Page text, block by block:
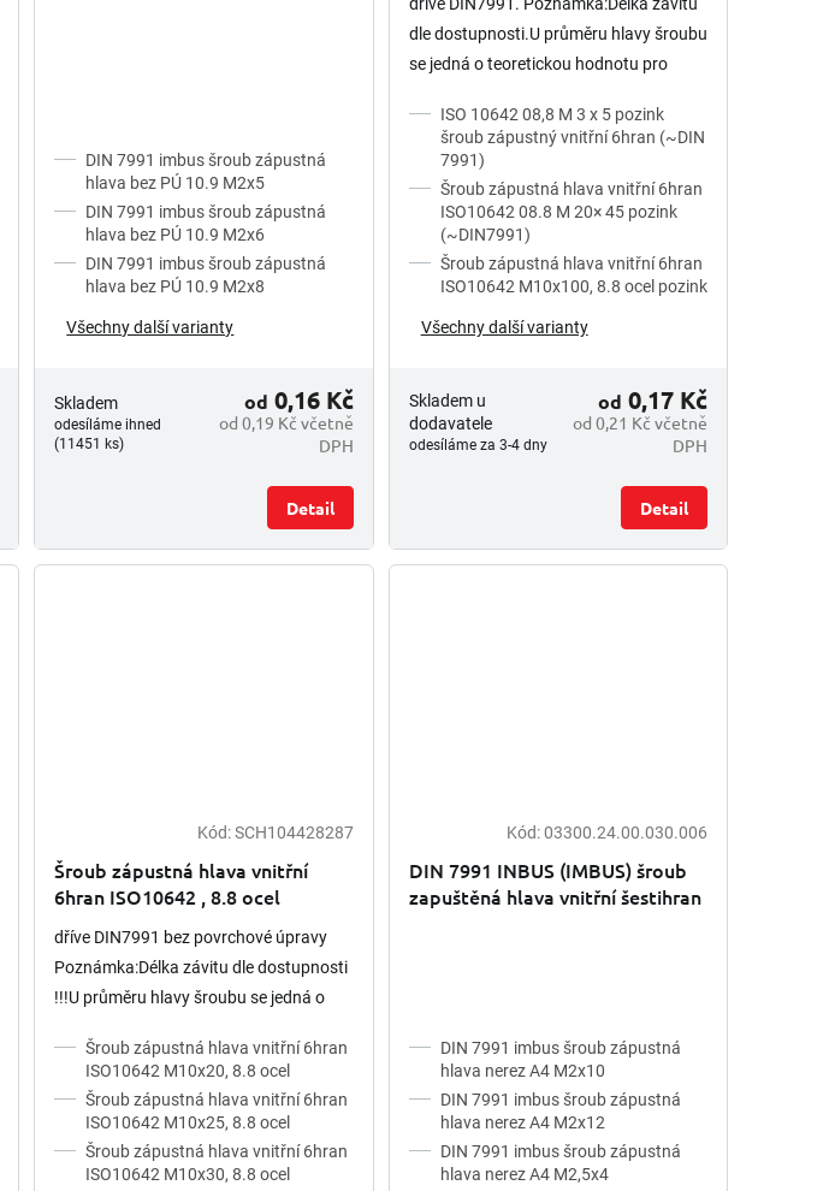
DIN 7991 imbus šroub zápustná
hlava bez PÚ 10.9 M2x5
DIN 7991 imbus šroub zápustná
hlava bez PÚ 10.9 M2x6
DIN 7991 imbus šroub zápustná
hlava bez PÚ 10.9 M2x8
Všechny další varianty
Skladem
odesíláme ihned
(11451 ks)
od 0,19 Kč včetně
DPH
od 0,16 Kč
Detail
dříve DIN7991. Poznámka:Délka závitu
dle dostupnosti.U průměru hlavy šroubu
se jedná o teoretickou hodnotu pro
dle normy.
ISO 10642 08,8 M 3 x 5 pozink
šroub zápustný vnitřní 6hran (~DIN
7991)
Šroub zápustná hlava vnitřní 6hran
ISO10642 08.8 M 20× 45 pozink
(~DIN7991)
Šroub zápustná hlava vnitřní 6hran
ISO10642 M10x100, 8.8 ocel pozink
Všechny další varianty
Skladem u
dodavatele
odesíláme za 3-4 dny
od 0,21 Kč včetně
DPH
od 0,17 Kč
Detail
Kód:SCH104428287
Šroub zápustná hlava vnitřní
6hran ISO10642 , 8.8 ocel
dříve DIN7991 bez povrchové úpravy
Poznámka:Délka závitu dle dostupnosti
!!!U průměru hlavy šroubu se jedná o
průměr hlavy, viz tolerance dle...
Šroub zápustná hlava vnitřní 6hran
ISO10642 M10x20, 8.8 ocel
Šroub zápustná hlava vnitřní 6hran
ISO10642 M10x25, 8.8 ocel
Šroub zápustná hlava vnitřní 6hran
ISO10642 M10x30, 8.8 ocel
Kód:03300.24.00.030.006
DIN 7991 INBUS (IMBUS) šroub
zapuštěná hlava vnitřní šestihran
DIN 7991 imbus šroub zápustná
hlava nerez A4 M2x10
DIN 7991 imbus šroub zápustná
hlava nerez A4 M2x12
DIN 7991 imbus šroub zápustná
hlava nerez A4 M2,5x4